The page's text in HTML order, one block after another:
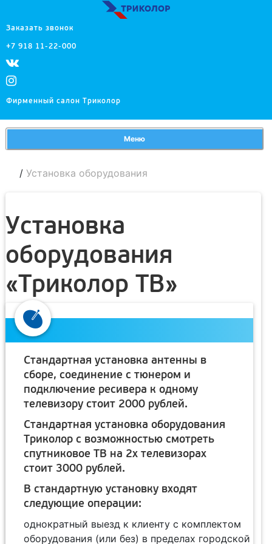
Заказать звонок
+7 918 11-22-000
Фирменный салон Триколор
Меню
/ Установка оборудования
Установка
оборудования
«Триколор ТВ»
Стандартная установка антенны в
сборе, соединение с тюнером и
подключение ресивера к одному
телевизору стоит 2000 рублей.
Стандартная установка оборудования
Триколор с возможностью смотреть
спутниковое ТВ на 2х телевизорах
стоит 3000 рублей.
В стандартную установку входят
следующие операции:
однократный выезд к клиенту с комплектом
оборудования (или без) в пределах городской